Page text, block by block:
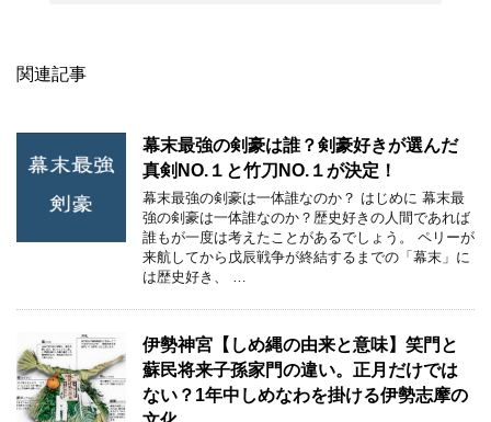
関連記事
幕末最強の剣豪は誰？剣豪好きが選んだ
真剣NO.１と竹刀NO.１が決定！
幕末最強の剣豪は一体誰なのか？ はじめに 幕末最
強の剣豪は一体誰なのか？歴史好きの人間であれば
誰もが一度は考えたことがあるでしょう。 ペリーが
来航してから戊辰戦争が終結するまでの「幕末」に
は歴史好き、 …
伊勢神宮【しめ縄の由来と意味】笑門と
蘇民将来子孫家門の違い。正月だけでは
ない？1年中しめなわを掛ける伊勢志摩の